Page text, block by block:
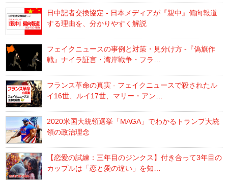
日中記者交換協定 - 日本メディアが『親中』偏向報道
する理由を、分かりやすく解説
フェイクニュースの事例と対策・見分け方 -『偽旗作
戦』ナイラ証言・湾岸戦争・フラ…
フランス革命の真実 - フェイクニュースで殺されたル
イ16世、ルイ17世、マリー・アン…
2020米国大統領選挙「MAGA」でわかるトランプ大統
領の政治理念
【恋愛の試練：三年目のジンクス】付き合って3年目の
カップルは「恋と愛の違い」を知…